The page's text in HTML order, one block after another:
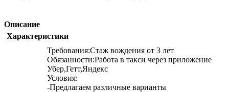
Описание
Характеристики
Требования:Стаж вождения от 3 лет
Обязанности:Работа в такси через приложение
Убер,Гетт,Яндекс
Условия:
-Предлагаем различные варианты